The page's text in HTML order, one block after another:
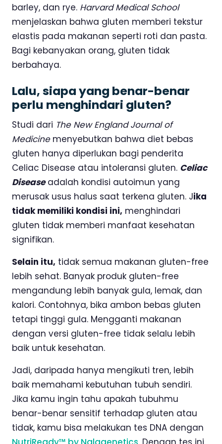
barley, dan rye. Harvard Medical School
menjelaskan bahwa gluten memberi tekstur
elastis pada makanan seperti roti dan pasta.
Bagi kebanyakan orang, gluten tidak
berbahaya.
Lalu, siapa yang benar-benar
perlu menghindari gluten?
Studi dari The New England Journal of
Medicinemenyebutkan bahwa diet bebas
gluten hanya diperlukan bagi penderita
Celiac Disease atau intoleransi gluten. Celiac
Diseaseadalah kondisi autoimun yang
merusak usus halus saat terkena gluten. Jika
tidak memiliki kondisi ini, menghindari
gluten tidak memberi manfaat kesehatan
signifikan.
Selain itu, tidak semua makanan gluten-free
lebih sehat. Banyak produk gluten-free
mengandung lebih banyak gula, lemak, dan
kalori. Contohnya, bika ambon bebas gluten
tetapi tinggi gula. Mengganti makanan
dengan versi gluten-free tidak selalu lebih
baik untuk kesehatan.
Jadi, daripada hanya mengikuti tren, lebih
baik memahami kebutuhan tubuh sendiri.
Jika kamu ingin tahu apakah tubuhmu
benar-benar sensitif terhadap gluten atau
tidak, kamu bisa melakukan tes DNA dengan